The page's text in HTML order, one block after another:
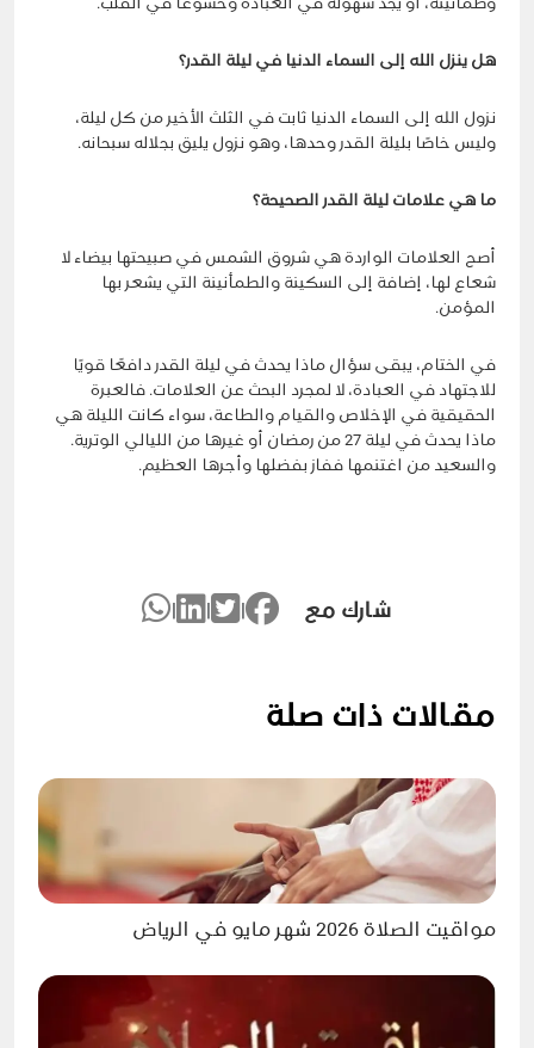
وطمأنينة، أو يجد سهولة في العبادة وخشوعًا في القلب.
هل ينزل الله إلى السماء الدنيا في ليلة القدر؟
نزول الله إلى السماء الدنيا ثابت في الثلث الأخير من كل ليلة،
وليس خاصًا بليلة القدر وحدها، وهو نزول يليق بجلاله سبحانه.
ما هي علامات ليلة القدر الصحيحة؟
أصح العلامات الواردة هي شروق الشمس في صبيحتها بيضاء لا
شعاع لها، إضافة إلى السكينة والطمأنينة التي يشعر بها
المؤمن.
في الختام، يبقى سؤال ماذا يحدث في ليلة القدر دافعًا قويًا
للاجتهاد في العبادة، لا لمجرد البحث عن العلامات. فالعبرة
الحقيقية في الإخلاص والقيام والطاعة، سواء كانت الليلة هي
ماذا يحدث في ليلة 27 من رمضان أو غيرها من الليالي الوترية.
والسعيد من اغتنمها ففاز بفضلها وأجرها العظيم.
شارك مع
مقالات ذات صلة
مواقيت الصلاة 2026 شهر مايو في الرياض